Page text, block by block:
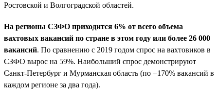
Ростовской и Волгоградской областей.
На регионы СЗФО приходится 6% от всего объема
вахтовых вакансий по стране в этом году или более 26 000
вакансий. По сравнению с 2019 годом спрос на вахтовиков в
СЗФО вырос на 59%. Наибольший спрос демонстрируют
Санкт-Петербург и Мурманская область (по +170% вакансий в
каждом регионе за два года).